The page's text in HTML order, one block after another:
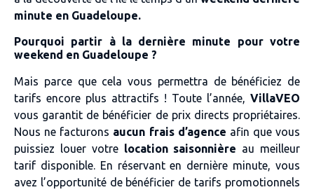
minute en Guadeloupe.
Pourquoi partir à la dernière minute pour votre
weekend en Guadeloupe ?
Mais parce que cela vous permettra de bénéficiez de
tarifs encore plus attractifs ! Toute l’année, VillaVEO
vous garantit de bénéficier de prix directs propriétaires.
Nous ne facturons aucun frais d’agence afin que vous
puissiez louer votre location saisonnière au meilleur
tarif disponible. En réservant en dernière minute, vous
avez l’opportunité de bénéficier de tarifs promotionnels